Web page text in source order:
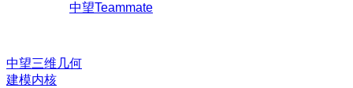
中望Teammate
中望三维几何
建模内核